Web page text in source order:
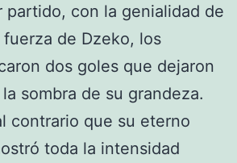
partido, con la genialidad de
de Dzeko, los
dos goles que dejaron
sombra de su grandeza.
contrario que su eterno
toda la intensidad